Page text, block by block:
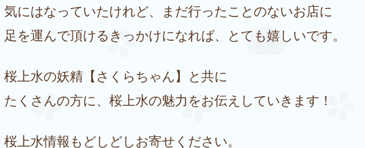
気にはなっていたけれど、まだ行ったことのないお店に
足を運んで頂けるきっかけになれば、とても嬉しいです。
桜上水の妖精【さくらちゃん】と共に
たくさんの方に、桜上水の魅力をお伝えしていきます！
桜上水情報もどしどしお寄せください。